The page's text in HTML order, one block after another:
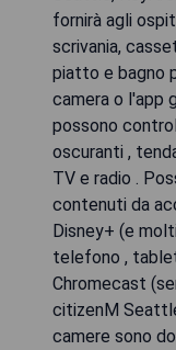
fornirà agli
scrivania,
piatto e bagno
camera o l'app
possono
oscuranti ,
TV e radio .
contenuti da
Disney+ (e
telefono ,
Chromecast
citizenM
camere sono